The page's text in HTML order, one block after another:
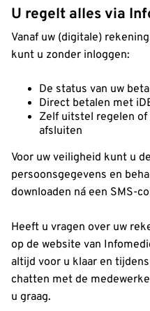
U regelt alles via
Vanaf uw (digitale)
kunt u zonder inloggen:
De status van uw
Direct betalen met
Zelf uitstel regelen
afsluiten
Voor uw veiligheid kunt u
persoonsgegevens en
downloaden ná een SMS-
Heeft u vragen over uw
op de website van
altijd voor u klaar en
chatten met de
u graag.